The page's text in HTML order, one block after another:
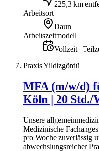
225,3 km
Arbeitsort
Daun
Arbeitszeitmodell
Vollzeit |
Praxis Yildizgördü
MFA (m/w/d)
Köln | 20 Std./
Unsere
Medizinische
pro Woche zuverlässig
abwechslungsreicher